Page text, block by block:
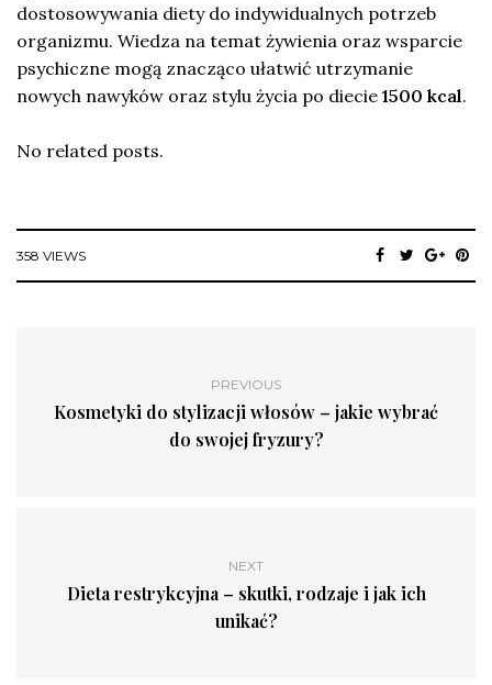
dostosowywania diety do indywidualnych potrzeb
organizmu. Wiedza na temat żywienia oraz wsparcie
psychiczne mogą znacząco ułatwić utrzymanie
nowych nawyków oraz stylu życia po diecie1500 kcal.
No related posts.
358 VIEWS
PREVIOUS
Kosmetyki do stylizacji włosów – jakie wybrać
do swojej fryzury?
NEXT
Dieta restrykcyjna – skutki, rodzaje i jak ich
unikać?